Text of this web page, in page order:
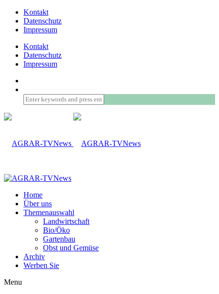
Kontakt
Datenschutz
Impressum
Kontakt
Datenschutz
Impressum
Home
Über uns
Themenauswahl
Landwirtschaft
Bio/Öko
Gartenbau
Obst und Gemüse
Archiv
Werben Sie
Menu